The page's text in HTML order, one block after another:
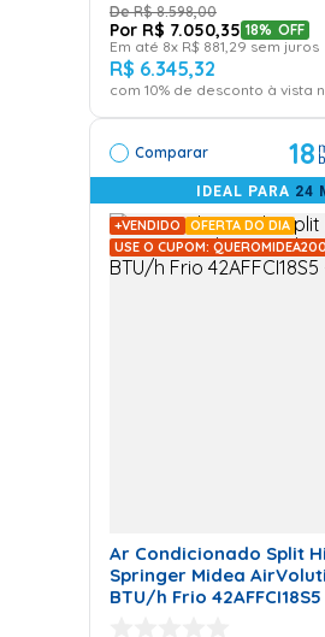
R$ 8.598,00
R$ 7.050,35 18% OFF
Em até 8x R$ 881 29sem juros
R$ 6.345,32
com 10% de desconto à vista
Comparar 18
IDEAL PARA 24
+VENDIDO
OFERTA DO DIA
USE O CUPOM: QUEROMIDEA200
Ar Condicionado Split
Springer Midea
BTU/h Frio